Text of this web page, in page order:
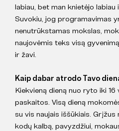
labiau, bet man knietėjo
Suvokiu, jog programavimas
nenutrūkstamas mokslas,
naujovėmis teks visą
ir žavi.
Kaip dabar atrodo Tavo
Kiekvieną dieną nuo ryto iki
paskaitos. Visą dieną
su vis naujais iššūkiais.
kodų kalbą, pavyzdžiui,